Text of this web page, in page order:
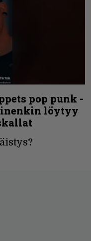
pop punk -
löytyy